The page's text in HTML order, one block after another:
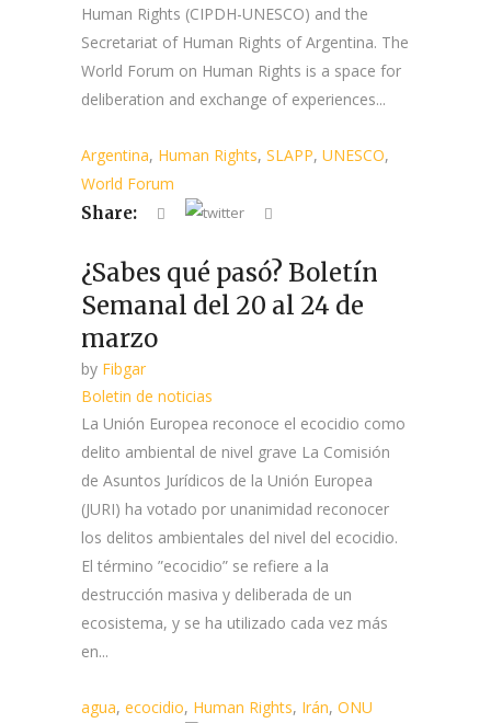
Human Rights (CIPDH-UNESCO) and the
Secretariat of Human Rights of Argentina. The
World Forum on Human Rights is a space for
deliberation and exchange of experiences...
Argentina, Human Rights, SLAPP, UNESCO,
World Forum
Share:
¿Sabes qué pasó? Boletín
Semanal del 20 al 24 de
marzo
by Fibgar
Boletin de noticias
La Unión Europea reconoce el ecocidio como
delito ambiental de nivel grave La Comisión
de Asuntos Jurídicos de la Unión Europea
(JURI) ha votado por unanimidad reconocer
los delitos ambientales del nivel del ecocidio.
El término ”ecocidio” se refiere a la
destrucción masiva y deliberada de un
ecosistema, y se ha utilizado cada vez más
en...
agua, ecocidio, Human Rights, Irán, ONU